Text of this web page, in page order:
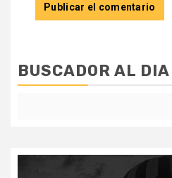
BUSCADOR AL DIA